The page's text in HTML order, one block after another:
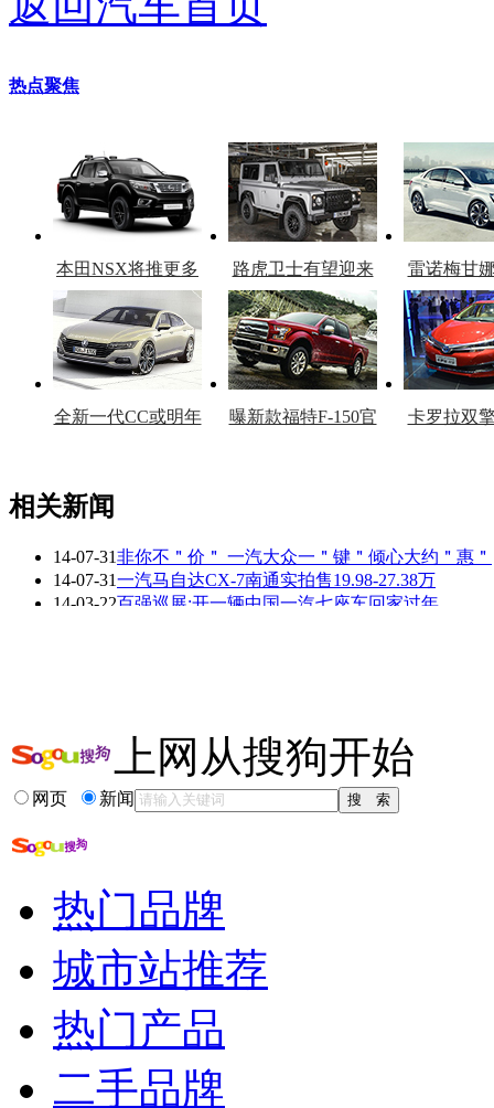
热点聚焦
本田NSX将推更多
车型
路虎卫士有望迎来
复产
雷诺梅甘
官
全新一代CC或明年
曝新款福特F-150官
卡罗拉双
看赛车宝贝争奇斗
艳
车模美腿爆乳无惧
走光
相关新闻
14-07-31非你不＂价＂ 一汽大众一＂键＂倾心大约＂惠＂
14-07-31一汽马自达CX-7南通实拍售19.98-27.38万
14-03-22百强巡展:开一辆中国一汽七座车回家过年
相关推荐
一汽大众官网
一汽红旗
一汽大众佛山分厂待遇
一汽解放tds系统下载
一汽大众招聘
上网从搜狗开始
网页 新闻
热门品牌
城市站推荐
热门产品
二手品牌